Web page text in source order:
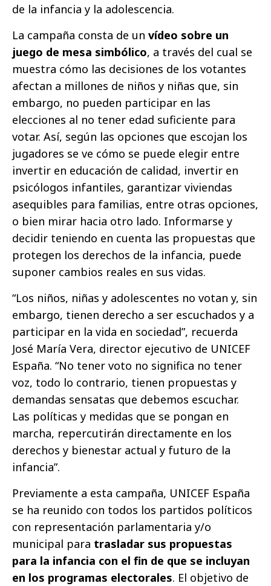
de la infancia y la adolescencia.
La campaña consta de un vídeo sobre un
juego de mesa simbólico, a través del cual se
muestra cómo las decisiones de los votantes
afectan a millones de niños y niñas que, sin
embargo, no pueden participar en las
elecciones al no tener edad suficiente para
votar. Así, según las opciones que escojan los
jugadores se ve cómo se puede elegir entre
invertir en educación de calidad, invertir en
psicólogos infantiles, garantizar viviendas
asequibles para familias, entre otras opciones,
o bien mirar hacia otro lado. Informarse y
decidir teniendo en cuenta las propuestas que
protegen los derechos de la infancia, puede
suponer cambios reales en sus vidas.
“Los niños, niñas y adolescentes no votan y, sin
embargo, tienen derecho a ser escuchados y a
participar en la vida en sociedad”, recuerda
José María Vera, director ejecutivo de UNICEF
España. “No tener voto no significa no tener
voz, todo lo contrario, tienen propuestas y
demandas sensatas que debemos escuchar.
Las políticas y medidas que se pongan en
marcha, repercutirán directamente en los
derechos y bienestar actual y futuro de la
infancia”.
Previamente a esta campaña, UNICEF España
se ha reunido con todos los partidos políticos
con representación parlamentaria y/o
municipal para trasladar sus propuestas
para la infancia con el fin de que se incluyan
en los programas electorales. El objetivo de